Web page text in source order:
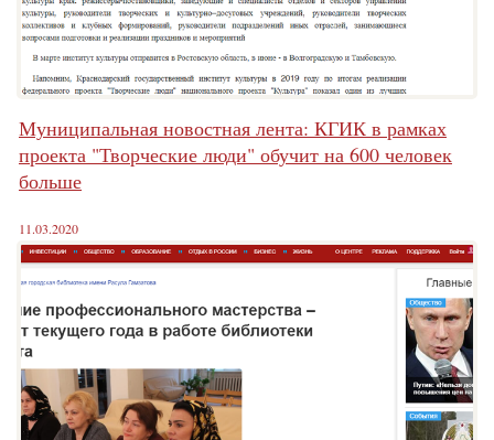
Муниципальная новостная лента: КГИК в рамках
проекта "Творческие люди" обучит на 600 человек
больше
11.03.2020